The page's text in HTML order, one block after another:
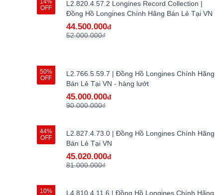
14%
OFF
L2.820.4.57.2 Longines Record Collection |
Đồng Hồ Longines Chính Hãng Bán Lẻ Tại VN
44.500.000đ
52.000.000₫
50%
OFF
L2.766.5.59.7 | Đồng Hồ Longines Chính Hãng
Bán Lẻ Tại VN - hàng lướt
45.000.000đ
90.000.000₫
44%
OFF
L2.827.4.73.0 | Đồng Hồ Longines Chính Hãng
Bán Lẻ Tại VN
45.020.000đ
81.000.000₫
10%
L4.810.4.11.6 | Đồng Hồ Longines Chính Hãng